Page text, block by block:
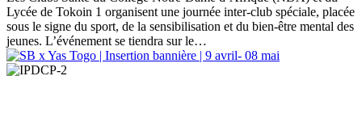
Lycée de Tokoin 1 organisent une journée inter-club spéciale, placée
sous le signe du sport, de la sensibilisation et du bien-être mental des
jeunes. L’événement se tiendra sur le…